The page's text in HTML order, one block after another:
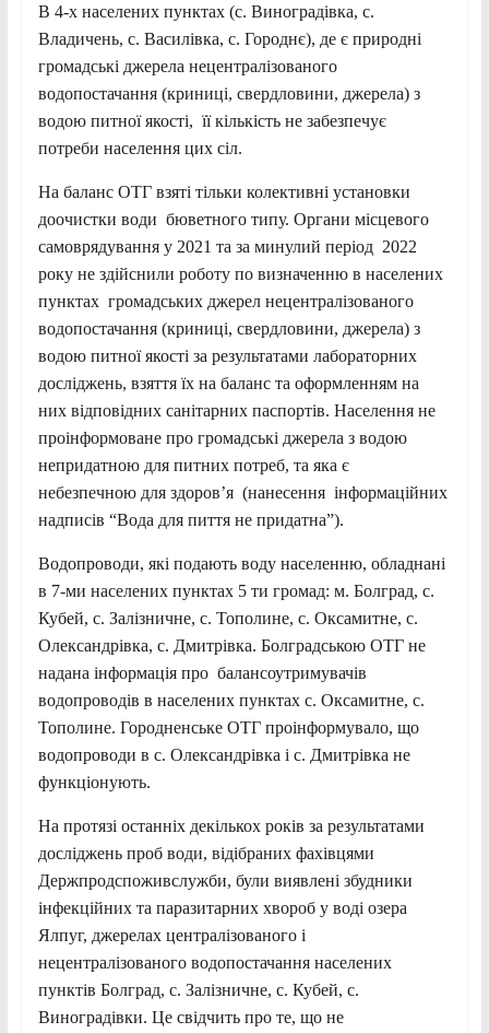
В 4-х населених пунктах (с. Виноградівка, с.
Владичень, с. Василівка, с. Городнє), де є природні
громадські джерела нецентралізованого
водопостачання (криниці, свердловини, джерела) з
водою питної якості, її кількість не забезпечує
потреби населення цих сіл.
На баланс ОТГ взяті тільки колективні установки
доочистки води бюветного типу. Органи місцевого
самоврядування у 2021 та за минулий період 2022
року не здійснили роботу по визначенню в населених
пунктах громадських джерел нецентралізованого
водопостачання (криниці, свердловини, джерела) з
водою питної якості за результатами лабораторних
досліджень, взяття їх на баланс та оформленням на
них відповідних санітарних паспортів. Населення не
проінформоване про громадські джерела з водою
непридатною для питних потреб, та яка є
небезпечною для здоров’я (нанесення інформаційних
надписів “Вода для пиття не придатна”).
Водопроводи, які подають воду населенню, обладнані
в 7-ми населених пунктах 5 ти громад: м. Болград, с.
Кубей, с. Залізничне, с. Тополине, с. Оксамитне, с.
Олександрівка, с. Дмитрівка. Болградською ОТГ не
надана інформація про балансоутримувачів
водопроводів в населених пунктах с. Оксамитне, с.
Тополине. Городненське ОТГ проінформувало, що
водопроводи в с. Олександрівка і с. Дмитрівка не
функціонують.
На протязі останніх декількох років за результатами
досліджень проб води, відібраних фахівцями
Держпродспоживслужби, були виявлені збудники
інфекційних та паразитарних хвороб у воді озера
Ялпуг, джерелах централізованого і
нецентралізованого водопостачання населених
пунктів Болград, с. Залізничне, с. Кубей, с.
Виноградівки. Це свідчить про те, що не